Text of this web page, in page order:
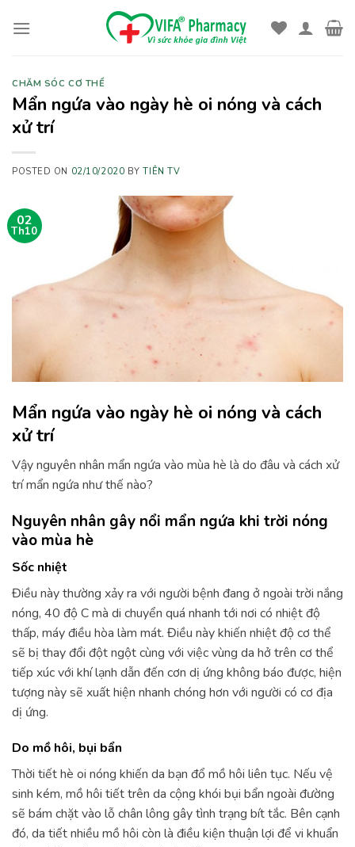
CHĂM SÓC CƠ THỂ
Mẩn ngứa vào ngày hè oi nóng và cách
xử trí
POSTED ON 02/10/2020 BYTIÊN TV
02
Th10
Mẩn ngứa vào ngày hè oi nóng và cách
xử trí
Vậy nguyên nhân mẩn ngứa vào mùa hè là do đâu và cách xử
trí mẩn ngứa như thế nào?
Nguyên nhân gây nổi mẩn ngứa khi trời nóng
vào mùa hè
Sốc nhiệt
Điều này thường xảy ra với người bệnh đang ở ngoài trời nắng
nóng, 40 độ C mà di chuyển quá nhanh tới nơi có nhiệt độ
thấp, máy điều hòa làm mát. Điều này khiến nhiệt độ cơ thể
sẽ bị thay đổi đột ngột cùng với việc vùng da hở trên cơ thể
tiếp xúc với khí lạnh dẫn đến cơn dị ứng không báo được, hiện
tượng này sẽ xuất hiện nhanh chóng hơn với người có cơ địa
dị ứng.
Do mồ hôi, bụi bẩn
Thời tiết hè oi nóng khiến da bạn đổ mồ hôi liên tục. Nếu vệ
sinh kém, mồ hôi tiết trên da cộng khói bụi bẩn ngoài đường
sẽ bám chặt vào lỗ chân lông gây tình trạng bít tắc. Bên cạnh
đó, da tiết nhiều mồ hôi còn là điều kiện thuận lợi để vi khuẩn